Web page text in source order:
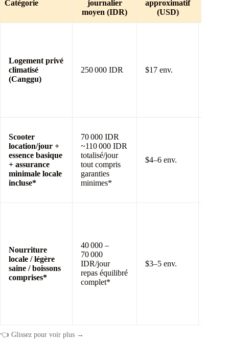
Catégorie
journalier
moyen (IDR)
approximatif
(USD)
Logement privé
climatisé
(Canggu)
250 000 IDR $17 env.
Scooter
location/jour +
essence basique
+ assurance
minimale locale
incluse*
70 000 IDR
~110 000 IDR
totalisé/jour
tout compris
garanties
minimes*
$4–6 env.
Nourriture
locale / légère
saine / boissons
comprises*
40 000 –
70 000
IDR/jour
repas équilibré
complet*
$3–5 env.
👈 Glissez pour voir plus →